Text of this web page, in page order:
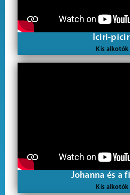
Iciri-
Kis alkotók
Johanna és a
Kis alkotók